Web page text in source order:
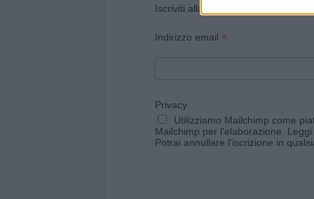
Iscriviti alla newsletter di Gallura
Indirizzo email *
Privacy
Utilizziamo Mailchimp come
Mailchimp per l'elaborazione.
Potrai annullare l'iscrizione in